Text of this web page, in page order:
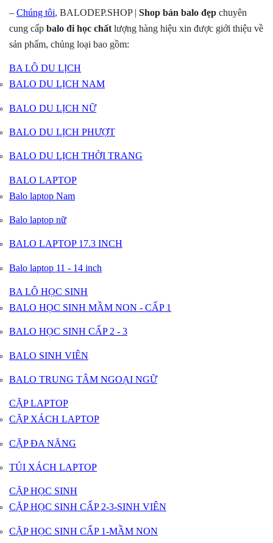
– Chúng tôi, BALODEP.SHOP | Shop bán balo đẹp chuyên
cung cấp balo đi học chất lượng hàng hiệu xin được giới thiệu về
sản phẩm, chủng loại bao gồm:
BA LÔ DU LỊCH
BALO DU LỊCH NAM
BALO DU LỊCH NỮ
BALO DU LỊCH PHƯỢT
BALO DU LỊCH THỜI TRANG
BALO LAPTOP
Balo laptop Nam
Balo laptop nữ
BALO LAPTOP 17.3 INCH
Balo laptop 11 - 14 inch
BA LÔ HỌC SINH
BALO HỌC SINH MẦM NON - CẤP 1
BALO HỌC SINH CẤP 2 - 3
BALO SINH VIÊN
BALO TRUNG TÂM NGOẠI NGỮ
CẶP LAPTOP
CẶP XÁCH LAPTOP
CẶP ĐA NĂNG
TÚI XÁCH LAPTOP
CẶP HỌC SINH
CẶP HỌC SINH CẤP 2-3-SINH VIÊN
CẶP HỌC SINH CẤP 1-MẦM NON